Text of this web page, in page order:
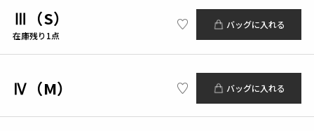
Ⅲ（S）
在庫残り1点
バッグに入れる
Ⅳ（M） バッグに入れる